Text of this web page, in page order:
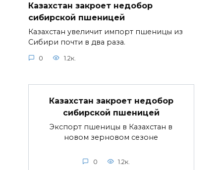
Казахстан закроет недобор
сибирской пшеницей
Казахстан увеличит импорт пшеницы из
Сибири почти в два раза.
0 1.2к.
Казахстан закроет недобор
сибирской пшеницей
Экспорт пшеницы в Казахстан в
новом зерновом сезоне
0 1.2к.